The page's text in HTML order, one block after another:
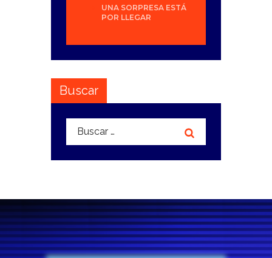
UNA SORPRESA ESTÁ
POR LLEGAR
Buscar
Buscar: